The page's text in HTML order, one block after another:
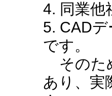
4. 同業他
5. CAD
です。
そのた
あり、実